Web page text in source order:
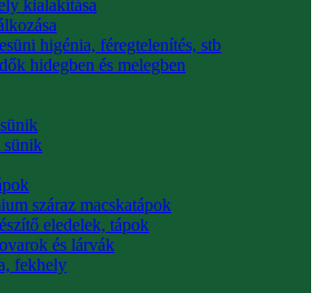
kialakítása
higénia, féregtelenítés, stb
hidegben és melegben
sünik
száraz macskatápok
eledelek, tápok
és lárvák
fekhely